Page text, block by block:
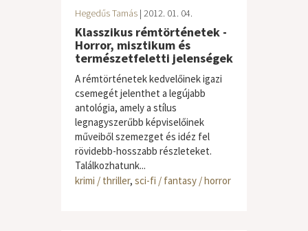
Hegedűs Tamás | 2012. 01. 04.
Klasszikus rémtörténetek -
Horror, misztikum és
természetfeletti jelenségek
A rémtörténetek kedvelőinek igazi
csemegét jelenthet a legújabb
antológia, amely a stílus
legnagyszerűbb képviselőinek
műveiből szemezget és idéz fel
rövidebb-hosszabb részleteket.
Találkozhatunk...
krimi / thriller, sci-fi / fantasy / horror